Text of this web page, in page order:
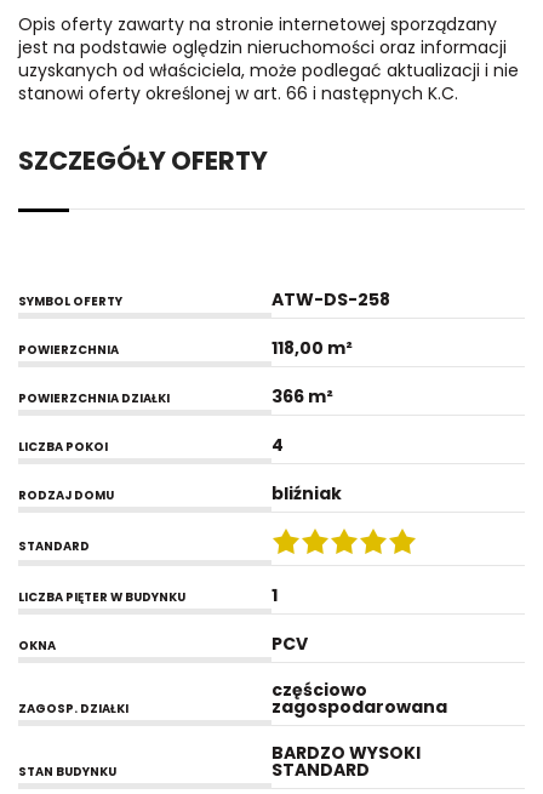
Opis oferty zawarty na stronie internetowej sporządzany
jest na podstawie oględzin nieruchomości oraz informacji
uzyskanych od właściciela, może podlegać aktualizacji i nie
stanowi oferty określonej w art. 66 i następnych K.C.
SZCZEGÓŁY OFERTY
SYMBOL OFERTY ATW-DS-258
POWIERZCHNIA 118,00 m²
POWIERZCHNIA DZIAŁKI 366 m²
LICZBA POKOI 4
RODZAJ DOMU bliźniak
STANDARD
LICZBA PIĘTER W BUDYNKU 1
OKNA PCV
ZAGOSP. DZIAŁKI
częściowo
zagospodarowana
STAN BUDYNKU
BARDZO WYSOKI
STANDARD